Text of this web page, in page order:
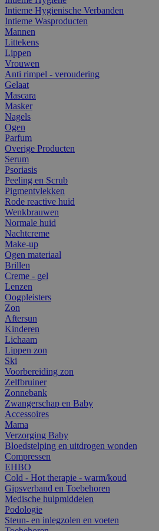
Intieme Hygienische Verbanden
Intieme Wasproducten
Mannen
Littekens
Lippen
Vrouwen
Anti rimpel - veroudering
Gelaat
Mascara
Masker
Nagels
Ogen
Parfum
Overige Producten
Serum
Psoriasis
Peeling en Scrub
Pigmentvlekken
Rode reactive huid
Wenkbrauwen
Normale huid
Nachtcreme
Make-up
Ogen materiaal
Brillen
Creme - gel
Lenzen
Oogpleisters
Zon
Aftersun
Kinderen
Lichaam
Lippen zon
Ski
Voorbereiding zon
Zelfbruiner
Zonnebank
Zwangerschap en Baby
Accessoires
Mama
Verzorging Baby
Bloedstelping en uitdrogen wonden
Compressen
EHBO
Cold - Hot therapie - warm/koud
Gipsverband en Toebehoren
Medische hulpmiddelen
Podologie
Steun- en inlegzolen en voeten